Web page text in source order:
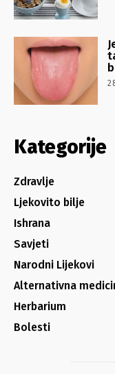
Kategorije
Zdravlje
Ljekovito bilje
Ishrana
Savjeti
Narodni Lijekovi
Alternativna
Herbarium
Bolesti